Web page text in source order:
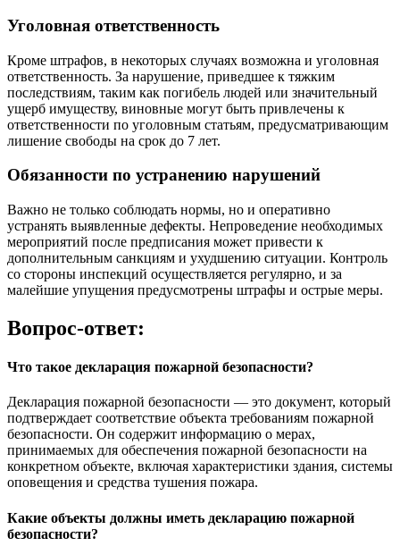
Уголовная ответственность
Кроме штрафов, в некоторых случаях возможна и уголовная
ответственность. За нарушение, приведшее к тяжким
последствиям, таким как погибель людей или значительный
ущерб имуществу, виновные могут быть привлечены к
ответственности по уголовным статьям, предусматривающим
лишение свободы на срок до 7 лет.
Обязанности по устранению нарушений
Важно не только соблюдать нормы, но и оперативно
устранять выявленные дефекты. Непроведение необходимых
мероприятий после предписания может привести к
дополнительным санкциям и ухудшению ситуации. Контроль
со стороны инспекций осуществляется регулярно, и за
малейшие упущения предусмотрены штрафы и острые меры.
Вопрос-ответ:
Что такое декларация пожарной безопасности?
Декларация пожарной безопасности — это документ, который
подтверждает соответствие объекта требованиям пожарной
безопасности. Он содержит информацию о мерах,
принимаемых для обеспечения пожарной безопасности на
конкретном объекте, включая характеристики здания, системы
оповещения и средства тушения пожара.
Какие объекты должны иметь декларацию пожарной
безопасности?